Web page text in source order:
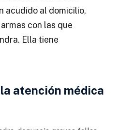
acudido al domicilio,
con las que
Ella tiene
atención médica